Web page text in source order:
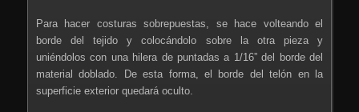
Para hacer costuras sobrepuestas, se hace volteando el
borde del tejido y colocándolo sobre la otra pieza y
uniéndolos con una hilera de puntadas a 1/16” del borde del
material doblado. De esta forma, el borde del telón en la
superficie exterior quedará oculto.